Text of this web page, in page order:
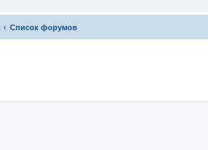
Список форумов